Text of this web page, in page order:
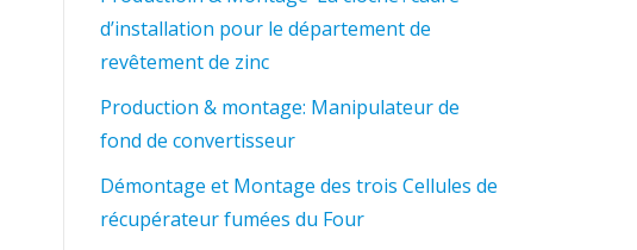
d’installation pour le département de
revêtement de zinc
Production & montage: Manipulateur de
fond de convertisseur
Démontage et Montage des trois Cellules de
récupérateur fumées du Four